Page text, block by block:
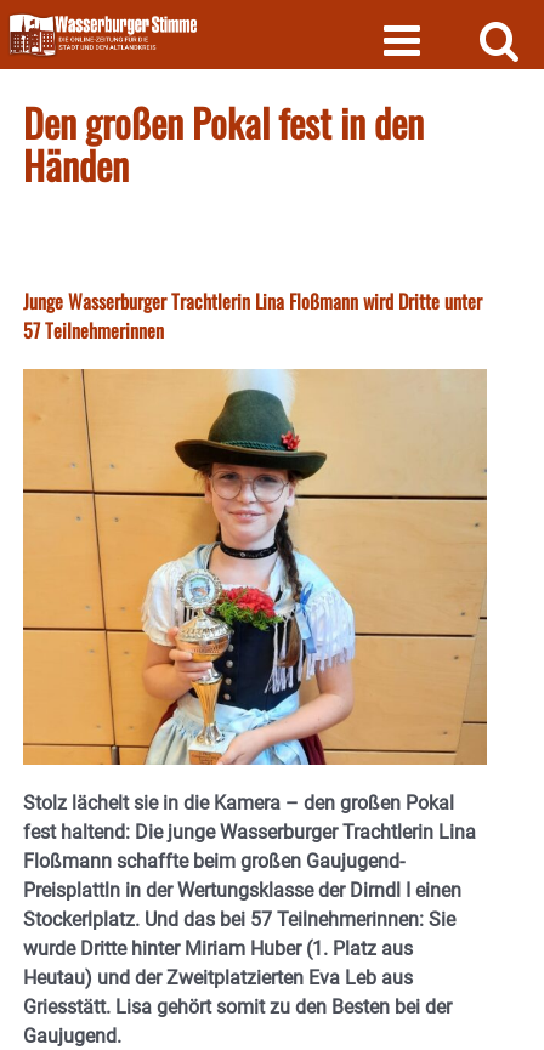
Skip
to
content
Den großen Pokal fest in den
Händen
Junge Wasserburger Trachtlerin Lina Floßmann wird Dritte unter
57 Teilnehmerinnen
Stolz lächelt sie in die Kamera – den großen Pokal
fest haltend: Die junge Wasserburger Trachtlerin Lina
Floßmann schaffte beim großen Gaujugend-
Preisplattln in der Wertungsklasse der Dirndl I einen
Stockerlplatz. Und das bei 57 Teilnehmerinnen: Sie
wurde Dritte hinter Miriam Huber (1. Platz aus
Heutau) und der Zweitplatzierten Eva Leb aus
Griesstätt. Lisa gehört somit zu den Besten bei der
Gaujugend.